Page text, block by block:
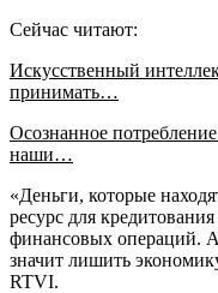
Сейчас читают:
Искусственный
принимать…
Осознанное
наши…
«Деньги, которые
ресурс для
финансовых операций. А
значит лишить
RTVI.